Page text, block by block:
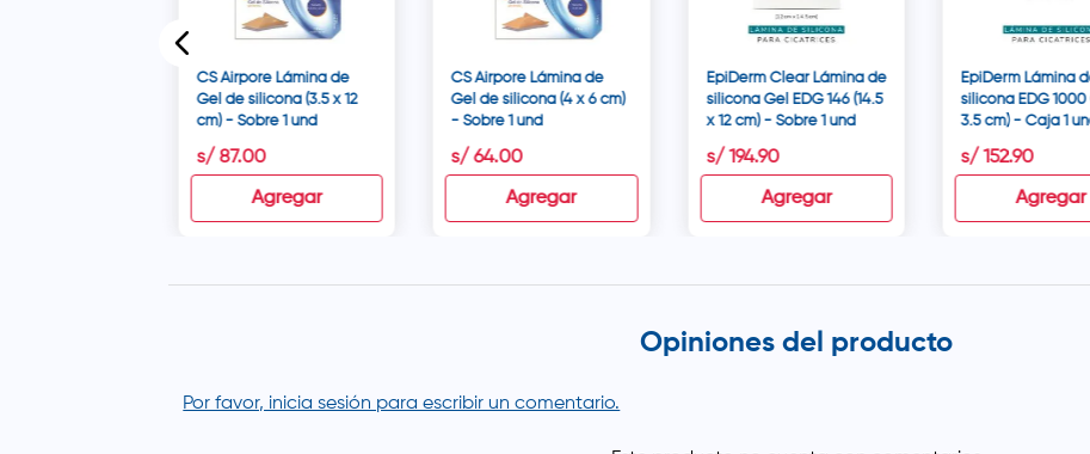
CS Airpore Lámina de
Gel de silicona (3.5 x 12
cm) - Sobre 1 und
s/ 87.00
Agregar
CS Airpore Lámina de
Gel de silicona (4 x 6 cm)
- Sobre 1 und
s/ 64.00
Agregar
EpiDerm Clear Lámina de
silicona Gel EDG 146 (14.5
x 12 cm) - Sobre 1 und
s/ 194.90
Agregar
EpiDerm Lámina
silicona EDG 1000
3.5 cm) - Caja 1
s/ 152.90
Agregar
Opiniones del producto
Por favor, inicia sesión para escribir un comentario.